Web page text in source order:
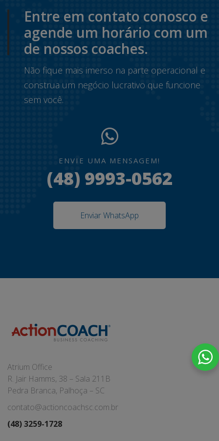
Entre em contato conosco e
agende um horário com um
de nossos coaches.
Não fique mais imerso na parte operacional e
construa um negócio lucrativo que funcione
sem você.
ENVIE UMA MENSAGEM!
(48) 9993-0562
Enviar WhatsApp
Atrium Office
R. Jair Hamms, 38 – Sala 211B
Pedra Branca, Palhoça – SC
contato@actioncoachsc.com.br
(48) 3259-1728